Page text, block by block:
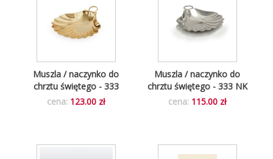
Muszla / naczynko do
chrztu świętego - 333 NK
cena: 115.00 zł
Muszla / naczynko do
chrztu świętego - 333
cena: 123.00 zł